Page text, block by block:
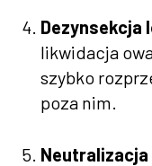
Dezynsekcja
likwidacja
szybko
poza nim.
Neutralizacja